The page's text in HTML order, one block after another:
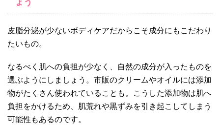
皮脂分泌が少ないボディケアだからこそ成分にもこだわり
たいもの。
なるべく肌への負担が少なく、自然の成分が入ったものを
選ぶようにしましょう。市販のクリームやオイルには添加
物がたくさん使われていることも。こうした添加物は肌へ
負担をかけるため、肌荒れや黒ずみを引き起こしてしまう
可能性もあるのです。